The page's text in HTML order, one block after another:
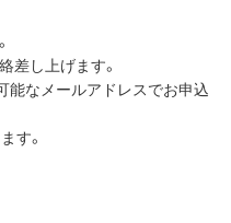
差し上げます。
能なメールアドレスでお申込
す。